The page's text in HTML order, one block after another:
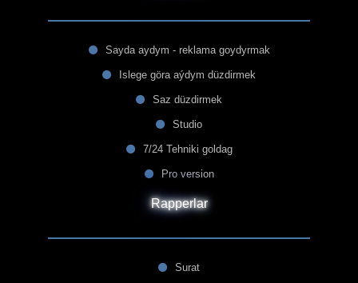
Sayda aydym - reklama goydyrmak
Islege göra aýdym düzdirmek
Saz düzdirmek
Studio
7/24 Tehniki goldag
Pro version
Rapperlar
Surat